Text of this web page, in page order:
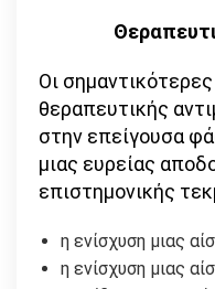
Οι
θεραπευτικής
στην επείγουσα
μιας ευρείας
επιστημονικής
η ενίσχυση μιας
η ενίσχυση μιας